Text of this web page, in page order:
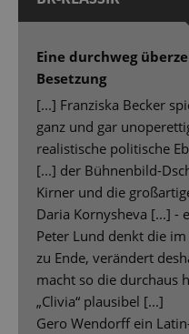
Eine durchweg
Besetzung
[...] Franziska Becker
ganz und gar
realistische politische
[...] der Bühnenbild-
Kirner und die
Daria Kornysheva [...] -
Peter Lund denkt die
zu Ende, verändert
macht so die durchaus
„Clivia“ plausibel [...]
Gero Wendorff ein